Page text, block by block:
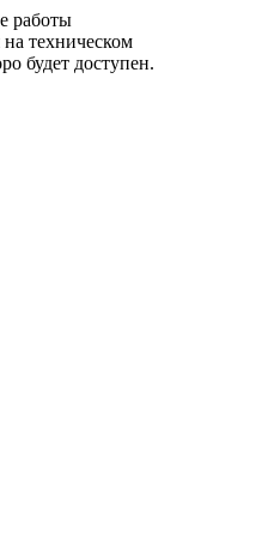
работы
техническом
будет доступен.